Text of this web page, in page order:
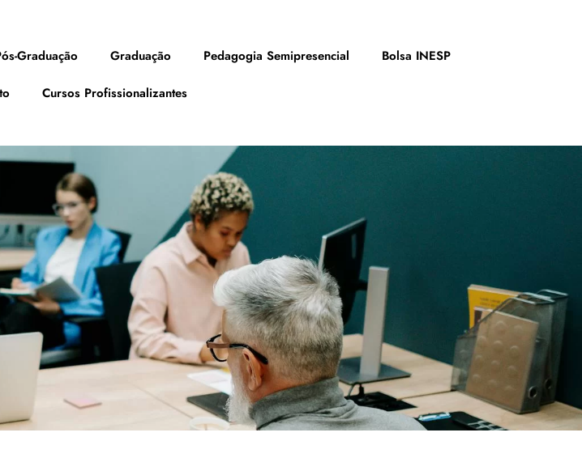
Graduação Graduação Pedagogia Semipresencial Bolsa INESP
Cursos Profissionalizantes